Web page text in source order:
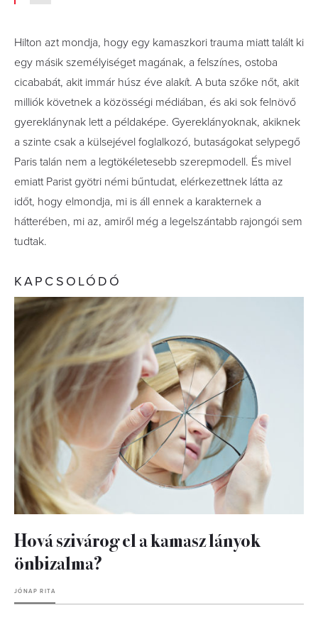
Hilton azt mondja, hogy egy kamaszkori trauma miatt talált ki
egy másik személyiséget magának, a felszínes, ostoba
cicababát, akit immár húsz éve alakít. A buta szőke nőt, akit
milliók követnek a közösségi médiában, és aki sok felnövő
gyereklánynak lett a példaképe. Gyereklányoknak, akiknek
a szinte csak a külsejével foglalkozó, butaságokat selypegő
Paris talán nem a legtökéletesebb szerepmodell. És mivel
emiatt Parist gyötri némi bűntudat, elérkezettnek látta az
időt, hogy elmondja, mi is áll ennek a karakternek a
hátterében, mi az, amiről még a legelszántabb rajongói sem
tudtak.
KAPCSOLÓDÓ
Hová szivárog el a kamasz lányok
önbizalma?
JÓNAP RITA